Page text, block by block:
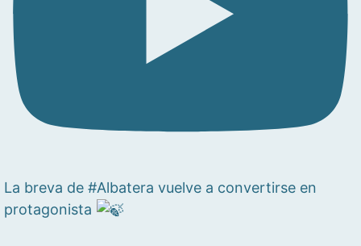
La breva de #Albatera vuelve a convertirse en
protagonista